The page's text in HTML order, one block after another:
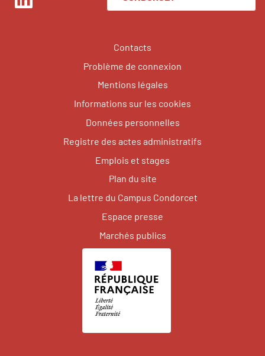
LinkedIn
Contacts
Problème de connexion
Mentions légales
Informations sur les cookies
Données personnelles
Registre des actes administratifs
Emplois et stages
Plan du site
La lettre du Campus Condorcet
Espace presse
Marchés publics